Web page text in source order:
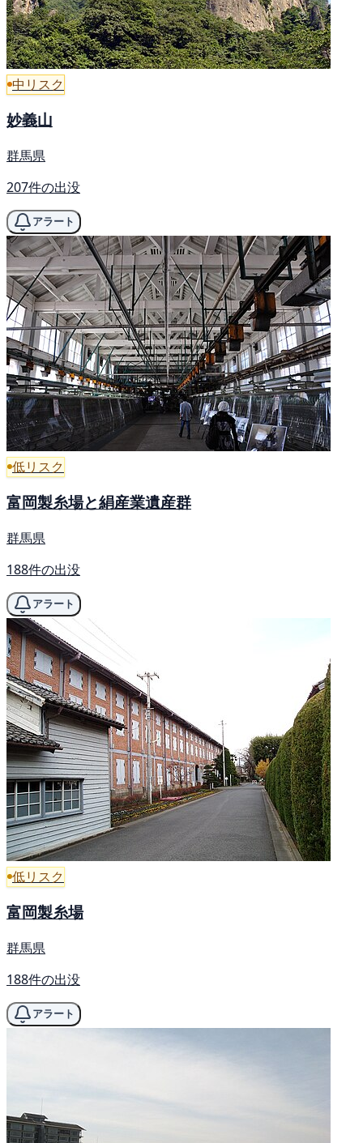
中リスク
妙義山
群馬県
207件の出没
アラート
低リスク
富岡製糸場と絹産業遺産群
群馬県
188件の出没
アラート
低リスク
富岡製糸場
群馬県
188件の出没
アラート